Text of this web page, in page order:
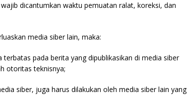
dicantumkan waktu pemuatan ralat, koreksi, dan
media siber lain, maka:
pada berita yang dipublikasikan di media siber
otoritas teknisnya;
siber, juga harus dilakukan oleh media siber lain yang